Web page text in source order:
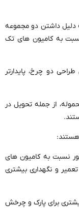
دلیل داشتن دو مجموعه
به کامیون های تک
دو چرخ، پایدارتر
از جمله تحویل در
هستند:
نسبت به کامیون های
و نگهداری بیشتری
برای پارک و چرخش